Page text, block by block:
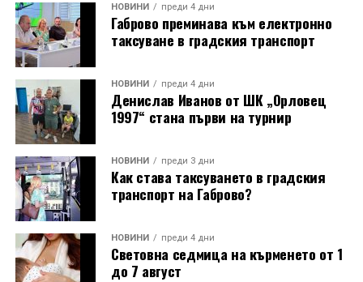
НОВИНИ преди 4 дни
Габрово преминава към електронно
таксуване в градския транспорт
НОВИНИ преди 4 дни
Денислав Иванов от ШК „Орловец
1997“ стана първи на турнир
НОВИНИ преди 3 дни
Как става таксуването в градския
транспорт на Габрово?
НОВИНИ преди 4 дни
Световна седмица на кърменето от 1
до 7 август